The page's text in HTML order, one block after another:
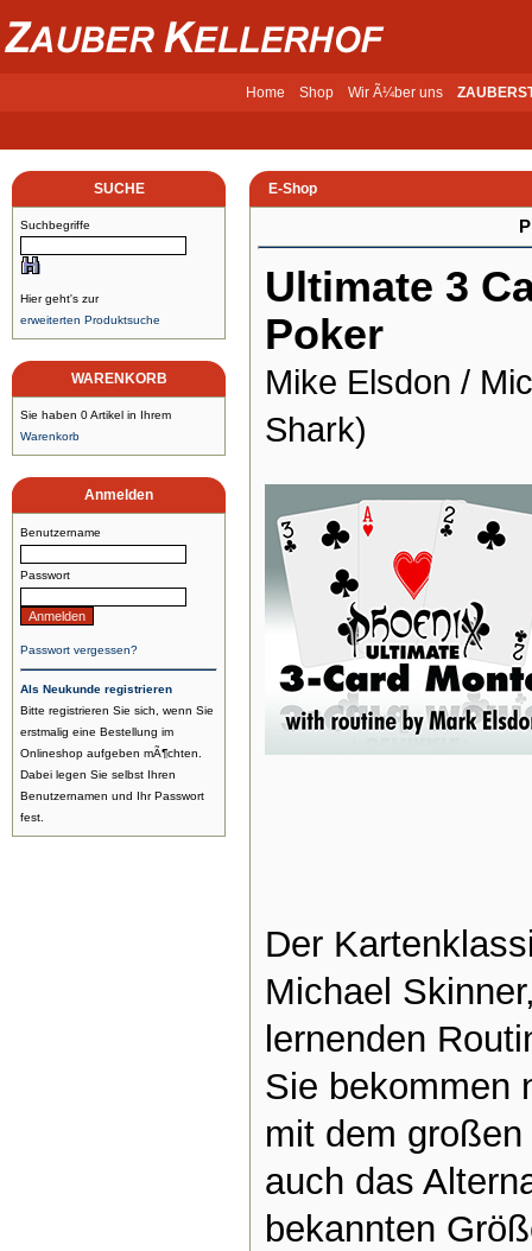
Home Shop Wir Ã¼ber uns
SUCHE
Suchbegriffe
Hier geht's zur
erweiterten Produktsuche
WARENKORB
Sie haben 0 Artikel in Ihrem
Warenkorb
Anmelden
Benutzername
Passwort
Passwort vergessen?
Als Neukunde registrieren
Bitte registrieren Sie sich, wenn Sie
erstmalig eine Bestellung im
Onlineshop aufgeben mÃ¶chten.
Dabei legen Sie selbst Ihren
Benutzernamen und Ihr Passwort
fest.
E-Shop
Ultimate 3
Poker
Mike Elsdon /
Shark)
Der
Michael
lernenden
Sie bekommen
mit dem
auch das
bekannten